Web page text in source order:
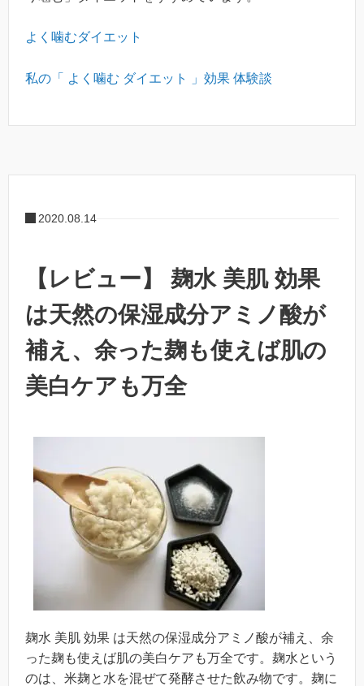
よく噛むダイエット
私の「 よく噛む ダイエット 」効果 体験談
2020.08.14
【レビュー】 麹水 美肌 効果
は天然の保湿成分アミノ酸が
補え、余った麹も使えば肌の
美白ケアも万全
麹水 美肌 効果 は天然の保湿成分アミノ酸が補え、余
った麹も使えば肌の美白ケアも万全です。麹水という
のは、米麹と水を混ぜて発酵させた飲み物です。麹に